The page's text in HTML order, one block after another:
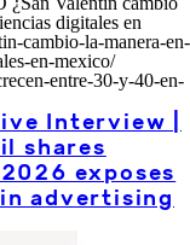
digitales en
cambio-la-manera-en-
en-mexico/
entre-30-y-40-en-
Interview |
shares
exposes
advertising